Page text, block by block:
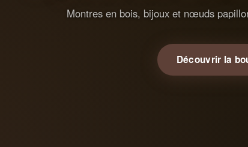
Montres en bois, bijoux et nœuds
Découvrir la